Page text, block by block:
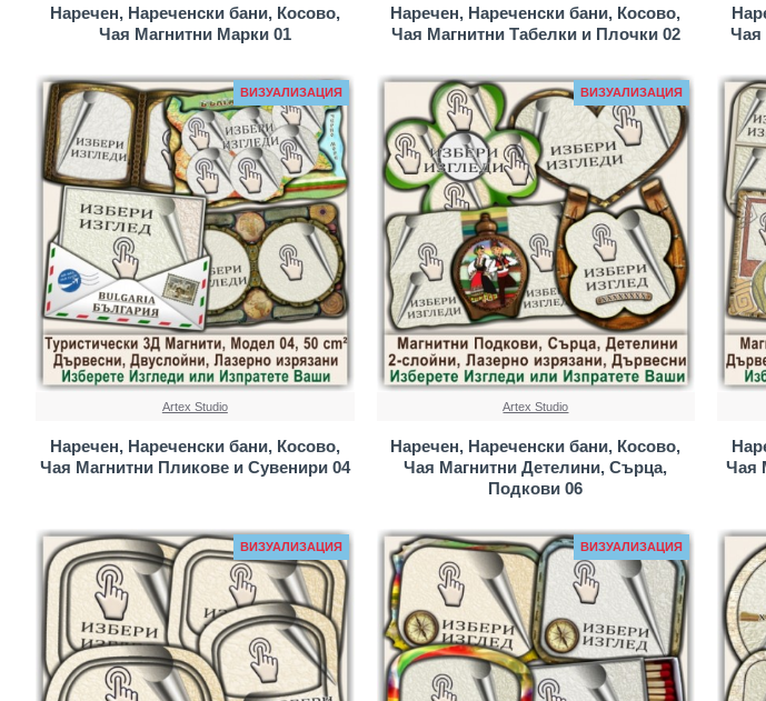
Наречен, Нареченски бани, Косово,
Чая Магнитни Марки 01
Наречен, Нареченски бани, Косово,
Чая Магнитни Табелки и Плочки 02
Чая
ВИЗУАЛИЗАЦИЯ
Artex Studio
Наречен, Нареченски бани, Косово,
Чая Магнитни Пликове и Сувенири 04
ВИЗУАЛИЗАЦИЯ
Artex Studio
Наречен, Нареченски бани, Косово,
Чая Магнитни Детелини, Сърца,
Подкови 06
Чая
ВИЗУАЛИЗАЦИЯ ВИЗУАЛИЗАЦИЯ